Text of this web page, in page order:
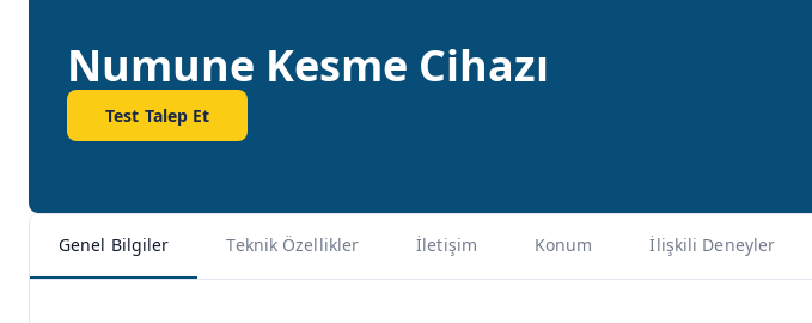
Numune Kesme Cihazı
Test Talep Et
Genel Bilgiler Teknik Özellikler İletişim Konum İlişkili Deneyler